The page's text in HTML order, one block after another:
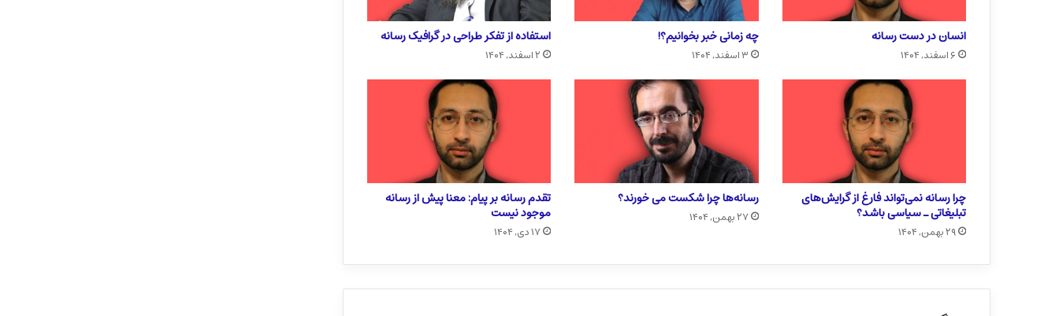
انسان در دست رسانه
۶ اسفند, ۱۴۰۴
چه زمانی خبر بخوانیم؟!
۳ اسفند, ۱۴۰۴
استفاده از تفکر طراحی در گرافیک رسانه
۲ اسفند, ۱۴۰۴
چرا رسانه نمی‌تواند فارغ از گرایش‌های
تبلیغاتی ـ سیاسی باشد؟
۲۹ بهمن, ۱۴۰۴
رسانه‌ها چرا شکست می خورند؟
۲۷ بهمن, ۱۴۰۴
تقدم رسانه بر پیام: معنا پیش از رسانه
موجود نیست
۱۷ دی, ۱۴۰۴